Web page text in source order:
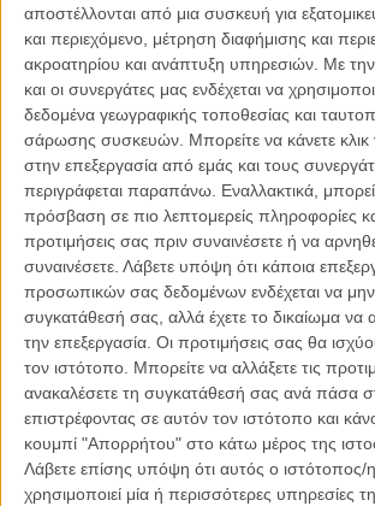
αποστέλλονται από μια συσκευή για
και περιεχόμενο, μέτρηση διαφήμισης και
ακροατηρίου και ανάπτυξη υπηρεσιών. Με την
και οι συνεργάτες μας ενδέχεται να
δεδομένα γεωγραφικής τοποθεσίας και
σάρωσης συσκευών. Μπορείτε να κάνετε κλικ
στην επεξεργασία από εμάς και τους
περιγράφεται παραπάνω. Εναλλακτικά,
πρόσβαση σε πιο λεπτομερείς πληροφορίες
προτιμήσεις σας πριν συναινέσετε ή να
συναινέσετε. Λάβετε υπόψη ότι κάποια
προσωπικών σας δεδομένων ενδέχεται να μην
συγκατάθεσή σας, αλλά έχετε το δικαίωμα να
την επεξεργασία. Οι προτιμήσεις σας θα
τον ιστότοπο. Μπορείτε να αλλάξετε τις
ανακαλέσετε τη συγκατάθεσή σας ανά πάσα
επιστρέφοντας σε αυτόν τον ιστότοπο και
κουμπί "Απορρήτου" στο κάτω μέρος της
Λάβετε επίσης υπόψη ότι αυτός ο ιστότοπος/
χρησιμοποιεί μία ή περισσότερες υπηρεσίες
και με όρους Billboard που θα ξεκινούσε με
ηχογραφήθηκε από την Σελίν Ντιόν και τον
γνωρίσει τεράστια επιτυχία στα charts και στα
Δείτε εδώ τη σκηνή από την ταινία
Disney από το 1991: